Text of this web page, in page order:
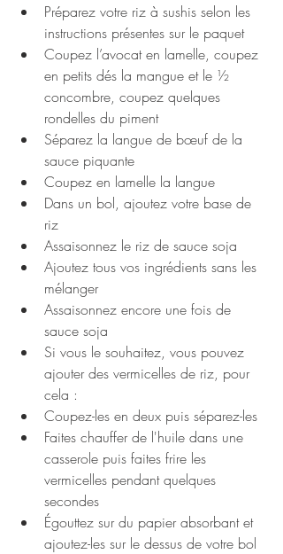
Préparez votre riz à sushis selon les
instructions présentes sur le paquet
Coupez l’avocat en lamelle, coupez
en petits dés la mangue et le ½
concombre, coupez quelques
rondelles du piment
Séparez la langue de bœuf de la
sauce piquante
Coupez en lamelle la langue
Dans un bol, ajoutez votre base de
riz
Assaisonnez le riz de sauce soja
Ajoutez tous vos ingrédients sans les
mélanger
Assaisonnez encore une fois de
sauce soja
Si vous le souhaitez, vous pouvez
ajouter des vermicelles de riz, pour
cela :
Coupez-les en deux puis séparez-les
Faites chauffer de l'huile dans une
casserole puis faites frire les
vermicelles pendant quelques
secondes
Égouttez sur du papier absorbant et
ajoutez-les sur le dessus de votre bol